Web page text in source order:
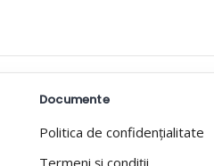
Documente
Politica de confidențialitate
Termeni și condiții